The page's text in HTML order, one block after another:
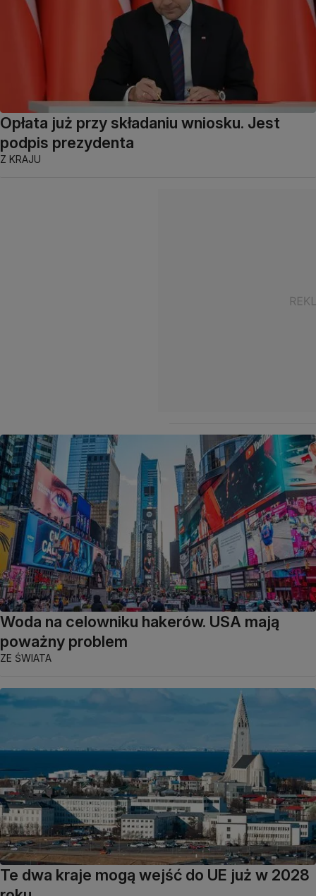
Opłata już przy składaniu wniosku. Jest
podpis prezydenta
Z KRAJU
Woda na celowniku hakerów. USA mają
poważny problem
ZE ŚWIATA
Te dwa kraje mogą wejść do UE już w 2028